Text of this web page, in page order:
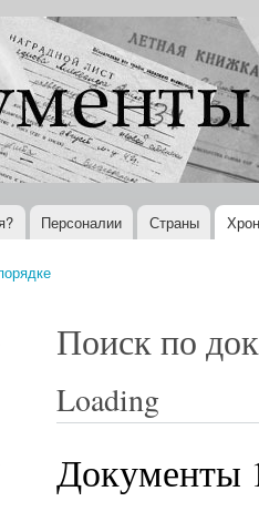
Персоналии Страны
Поиск по
Loading
Документы